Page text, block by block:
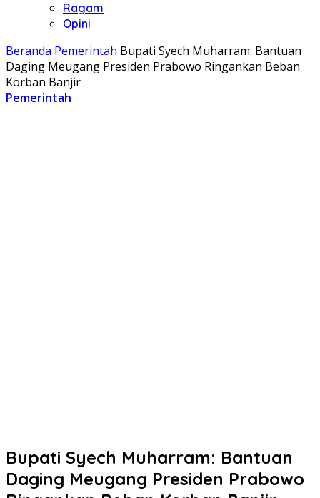
Ragam
Opini
Beranda Pemerintah Bupati Syech Muharram: Bantuan
Daging Meugang Presiden Prabowo Ringankan Beban
Korban Banjir
Pemerintah
Bupati Syech Muharram: Bantuan
Daging Meugang Presiden Prabowo